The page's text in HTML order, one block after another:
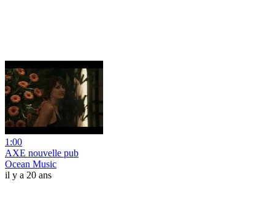
1:00
AXE nouvelle pub
Ocean Music
il y a 20 ans